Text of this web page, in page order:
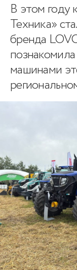
В этом году
Техника»
бренда
машинами